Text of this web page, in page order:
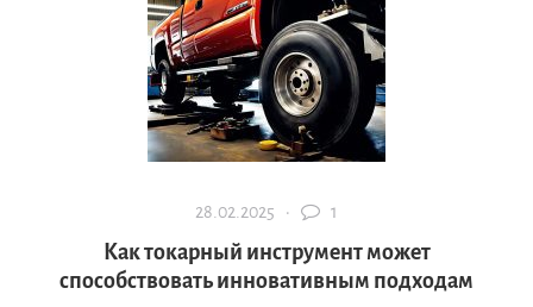
28.02.2025 · 1
Как токарный инструмент может
способствовать инновативным подходам